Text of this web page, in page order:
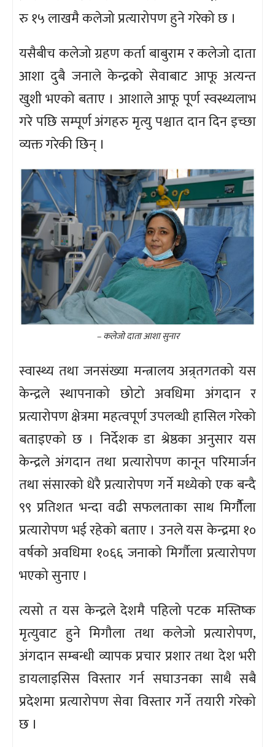
रु १५ लाखमै कलेजो प्रत्यारोपण हुने गरेको छ ।
यसैबीच कलेजो ग्रहण कर्ता बाबुराम र कलेजो दाता
आशा दुबै जनाले केन्द्रको सेवाबाट आफू अत्यन्त
खुशी भएको बताए । आशाले आफू पूर्ण स्वस्थ्यलाभ
गरे पछि सम्पूर्ण अंगहरु मृत्यु पश्चात दान दिन इच्छा
व्यक्त गरेकी छिन् ।
– कलेजो दाता आशा सुनार
स्वास्थ्य तथा जनसंख्या मन्त्रालय अन्र्तगतको यस
केन्द्रले स्थापनाको छोटो अवधिमा अंगदान र
प्रत्यारोपण क्षेत्रमा महत्वपूर्ण उपलव्धी हासिल गरेको
बताइएको छ । निर्देशक डा श्रेष्ठका अनुसार यस
केन्द्रले अंगदान तथा प्रत्यारोपण कानून परिमार्जन
तथा संसारको धेरै प्रत्यारोपण गर्ने मध्येको एक बन्दै
९९ प्रतिशत भन्दा वढी सफलताका साथ मिर्गौैला
प्रत्यारोपण भई रहेको बताए । उनले यस केन्द्रमा १०
वर्षको अवधिमा १०६६ जनाको मिर्गौला प्रत्यारोपण
भएको सुनाए ।
त्यसो त यस केन्द्रले देशमै पहिलो पटक मस्तिष्क
मृत्युवाट हुने मिगौला तथा कलेजो प्रत्यारोपण,
अंगदान सम्बन्धी व्यापक प्रचार प्रशार तथा देश भरी
डायलाइसिस विस्तार गर्न सघाउनका साथै सबै
प्रदेशमा प्रत्यारोपण सेवा विस्तार गर्ने तयारी गरेको
छ ।